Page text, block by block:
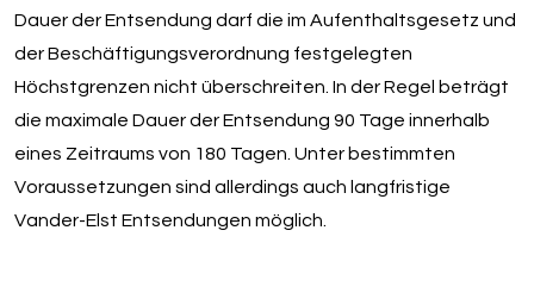
Dauer der Entsendung darf die im Aufenthaltsgesetz und
der Beschäftigungsverordnung festgelegten
Höchstgrenzen nicht überschreiten. In der Regel beträgt
die maximale Dauer der Entsendung 90 Tage innerhalb
eines Zeitraums von 180 Tagen. Unter bestimmten
Voraussetzungen sind allerdings auch langfristige
Vander-Elst Entsendungen möglich.